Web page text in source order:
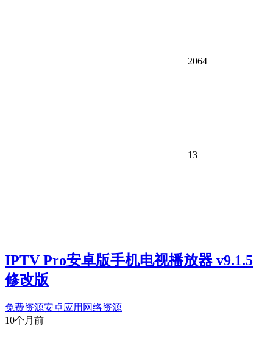
2064
13
IPTV Pro安卓版手机电视播放器 v9.1.5
修改版
免费资源安卓应用 网络资源
10个月前